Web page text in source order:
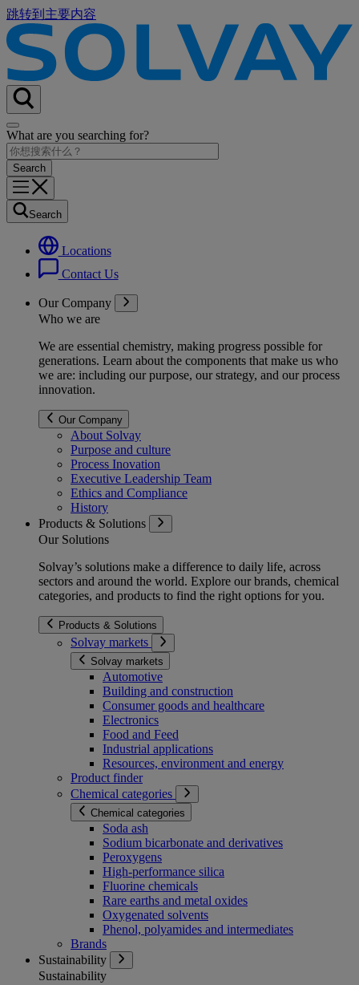
跳转到主要内容
What are you searching for?
Search
Locations
Contact Us
Our Company
Who we are
We are essential chemistry, making progress possible for
generations. Learn about the components that make us who
we are: including our purpose, our strategy, and our process
innovation.
Our Company
About Solvay
Purpose and culture
Process Inovation
Executive Leadership Team
Ethics and Compliance
History
Products & Solutions
Our Solutions
Solvay’s solutions make a difference to daily life, across
sectors and around the world. Explore our brands, chemical
categories, and products to find the right options for you.
Products & Solutions
Solvay markets
Solvay markets
Automotive
Building and construction
Consumer goods and healthcare
Electronics
Food and Feed
Industrial applications
Resources, environment and energy
Product finder
Chemical categories
Chemical categories
Soda ash
Sodium bicarbonate and derivatives
Peroxygens
High-performance silica
Fluorine chemicals
Rare earths and metal oxides
Oxygenated solvents
Phenol, polyamides and intermediates
Brands
Sustainability
Sustainability